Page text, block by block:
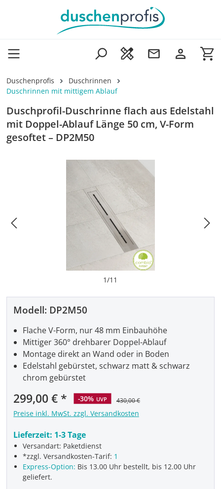
Zum Hauptinhalt springen
Duschenprofis
Duschrinnen
Duschrinnen mit mittigem Ablauf
Duschprofil-Duschrinne flach aus Edelstahl
mit Doppel-Ablauf Länge 50 cm, V-Form
gesoftet – DP2M50
Bildergalerie überspringen
1/11
Modell: DP2M50
Verkaufspreis:
299,00 € -30% UVP 430,00 €
Preise inkl. MwSt. zzgl. Versandkosten
Lieferzeit: 1-3 Tage
Versandart: Paketdienst
*zzgl. Versandkosten-Tarif: 1
Express-Option: Bis 13.00 Uhr bestellt, bis 12.00 Uhr
geliefert.
Flache V-Form, nur 48 mm Einbauhöhe
Mittiger 360° drehbarer Doppel-Ablauf
Montage direkt an Wand oder in Boden
Edelstahl gebürstet, schwarz matt & schwarz
chrom gebürstet